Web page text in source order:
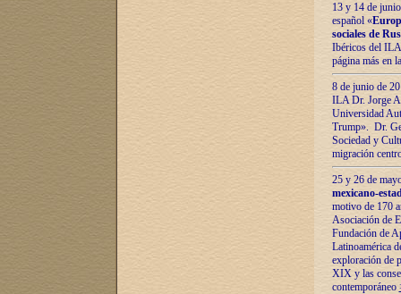
13 y 14 de
español «
sociales de
Ibéricos del ILA
página más en
8 de junio de
ILA Dr. Jorge
Universidad
Trump». Dr.
Sociedad y
migración
25 y 26 de
mexicano-
motivo de 170
Asociación de
Fundación de
Latinoamérica
exploración de
XIX y las
contemporáneo